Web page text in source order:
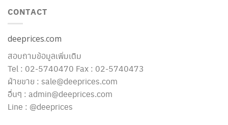
CONTACT
deeprices.com
สอบถามข้อมูลเพิ่มเติม
Tel : 02-5740470 Fax : 02-5740473
ฝ่ายขาย : sale@deeprices.com
อื่นๆ : admin@deeprices.com
Line : @deeprices